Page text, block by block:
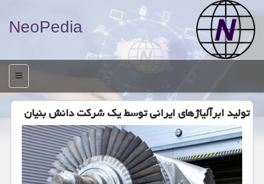
NeoPedia
منو
تولید ابرآلیاژهای ایرانی توسط یك شركت دانش بنیان